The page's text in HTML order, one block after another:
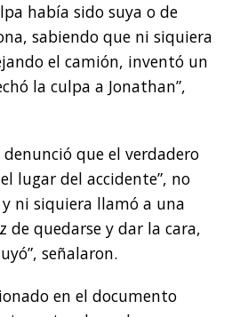
había sido suya o de
sabiendo que ni siquiera
el camión, inventó un
la culpa a Jonathan”,
que el verdadero
lugar del accidente”, no
ni siquiera llamó a una
de quedarse y dar la cara,
señalaron.
en el documento